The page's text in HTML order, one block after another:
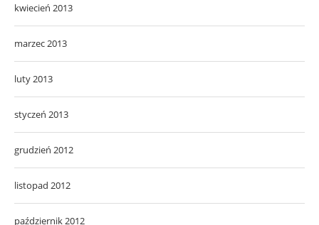
kwiecień 2013
marzec 2013
luty 2013
styczeń 2013
grudzień 2012
listopad 2012
październik 2012